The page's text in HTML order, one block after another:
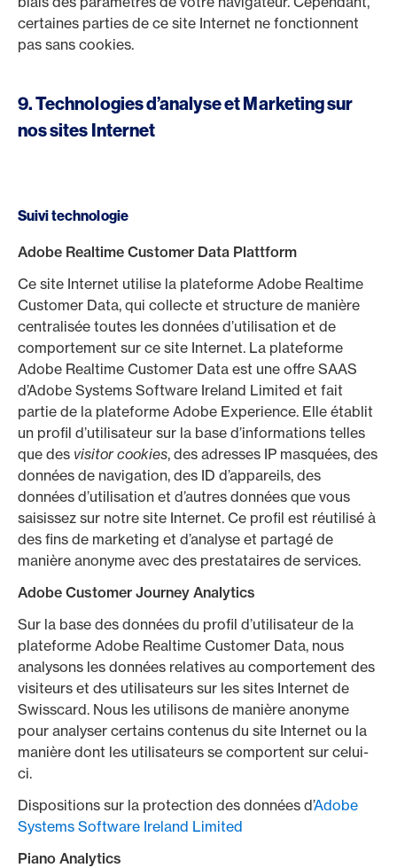
certaines parties de ce site Internet ne fonctionnent
pas sans cookies.
9. Technologies d’analyse et Marketing sur
nos sites Internet
Suivi technologie
Adobe Realtime Customer Data Plattform
Ce site Internet utilise la plateforme Adobe Realtime
Customer Data, qui collecte et structure de manière
centralisée toutes les données d’utilisation et de
comportement sur ce site Internet. La plateforme
Adobe Realtime Customer Data est une offre SAAS
d’Adobe Systems Software Ireland Limited et fait
partie de la plateforme Adobe Experience. Elle établit
un profil d’utilisateur sur la base d’informations telles
que des visitor cookies, des adresses IP masquées, des
données de navigation, des ID d’appareils, des
données d’utilisation et d’autres données que vous
saisissez sur notre site Internet. Ce profil est réutilisé à
des fins de marketing et d’analyse et partagé de
manière anonyme avec des prestataires de services.
Adobe Customer Journey Analytics
Sur la base des données du profil d’utilisateur de la
plateforme Adobe Realtime Customer Data, nous
analysons les données relatives au comportement des
visiteurs et des utilisateurs sur les sites Internet de
Swisscard. Nous les utilisons de manière anonyme
pour analyser certains contenus du site Internet ou la
manière dont les utilisateurs se comportent sur celui-
ci.
Dispositions sur la protection des données d’Adobe
Systems Software Ireland Limited
Piano Analytics